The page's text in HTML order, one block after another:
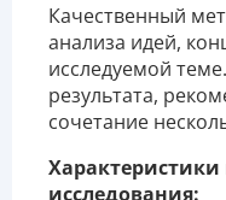
Качественный
анализа идей,
исследуемой
результата,
сочетание
исследования: